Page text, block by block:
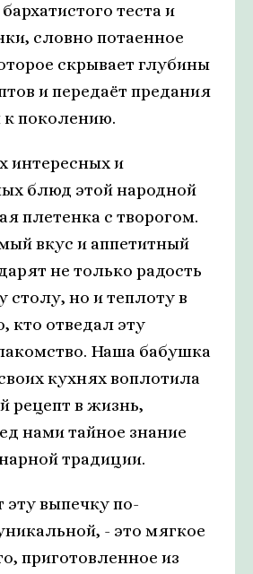
теста и
словно потаенное
скрывает глубины
и передаёт предания
к поколению.
интересных и
блюд этой народной
плетенка с творогом.
вкус и аппетитный
не только радость
столу, но и теплоту в
кто отведал эту
Наша бабушка
кухнях воплотила
рецепт в жизнь,
нами тайное знание
традиции.
эту выпечку по-
- это мягкое
приготовленное из